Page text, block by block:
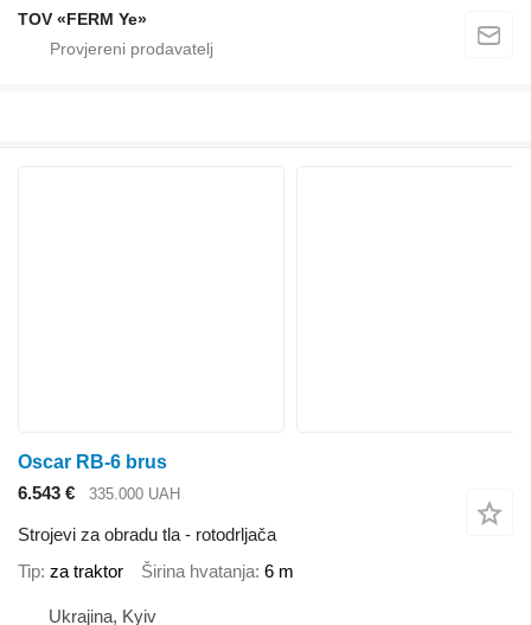
TOV «FERM Ye»
Oscar RB-6 brus
6.543 €
335.000 UAH
Strojevi za obradu tla - rotodrljača
Tip za traktor Širina hvatanja 6 m
Ukrajina, Kyiv